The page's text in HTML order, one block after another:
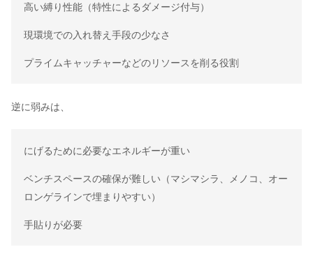
高い縛り性能（特性によるダメージ付与）
現環境での入れ替え手段の少なさ
プライムキャッチャーなどのリソースを削る役割
逆に弱みは、
にげるために必要なエネルギーが重い
ベンチスペースの確保が難しい（マシマシラ、メノコ、オー
ロンゲラインで埋まりやすい）
手貼りが必要